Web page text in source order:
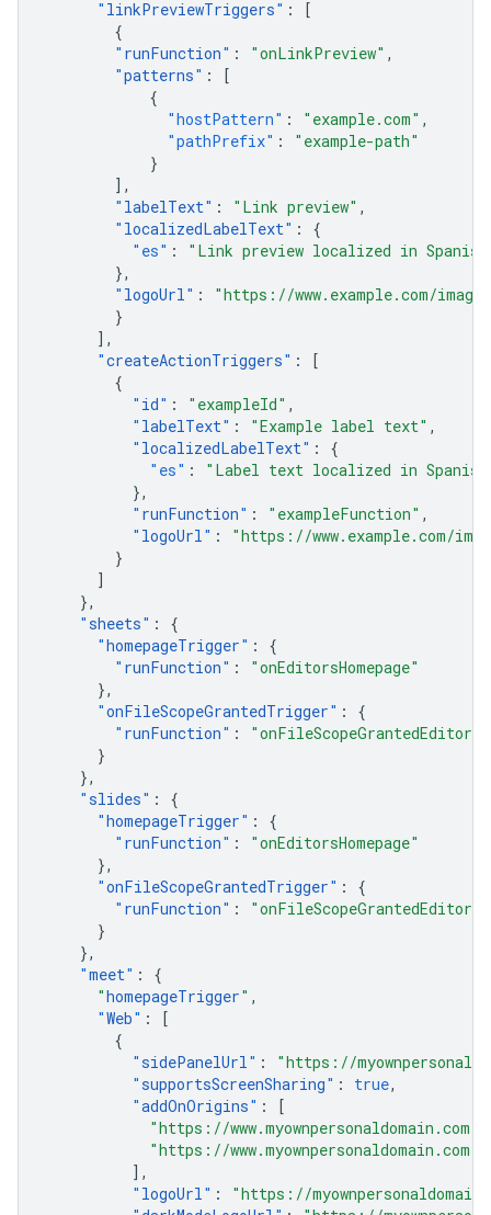
" linkPreviewTriggers" :
[
{
" runFunction" : "onLinkPreview" ,
"patterns" :
[
{
"hostPattern" : "example.com" ,
"pathPrefix" :
"example-path"
}
],
" labelText" : "Link preview" ,
" localizedLabelText" :
{
"es" :
"Link preview localized in
},
" logoUrl" :
"https://www.example.com/
}
],
"createActionTriggers" :
[
{
" id" : "exampleId" ,
" labelText" : "Example label text" ,
" localizedLabelText" :
{
"es" :
"Label text localized in
},
" runFunction" : "exampleFunction" ,
" logoUrl" :
"https://www.example.com/
}
]
},
"sheets" :
{
"homepageTrigger" :
{
" runFunction" :
"onEditorsHomepage"
},
"onFileScopeGrantedTrigger" :
{
" runFunction" :
"onFileScopeGrantedEditors"
}
},
"slides" :
{
"homepageTrigger" :
{
" runFunction" :
"onEditorsHomepage"
},
"onFileScopeGrantedTrigger" :
{
" runFunction" :
"onFileScopeGrantedEditors"
}
},
"meet" :
{
"homepageTrigger" ,
"Web" :
[
{
"sidePanelUrl" :
"https://
"supportsScreenSharing" : true,
"addOnOrigins" :
[
"https://www.myownpersonaldomain.com"
"https://
],
" logoUrl" :
"https://